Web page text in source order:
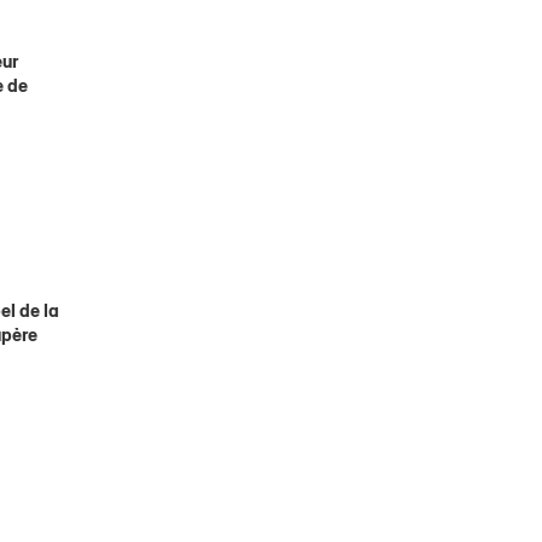
de
de la